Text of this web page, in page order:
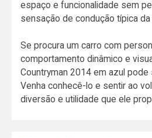
espaço e funcionalidade sem
sensação de condução típica
Se procura um carro com
comportamento dinâmico e
Countryman 2014 em azul
Venha conhecê-lo e sentir ao
diversão e utilidade que ele